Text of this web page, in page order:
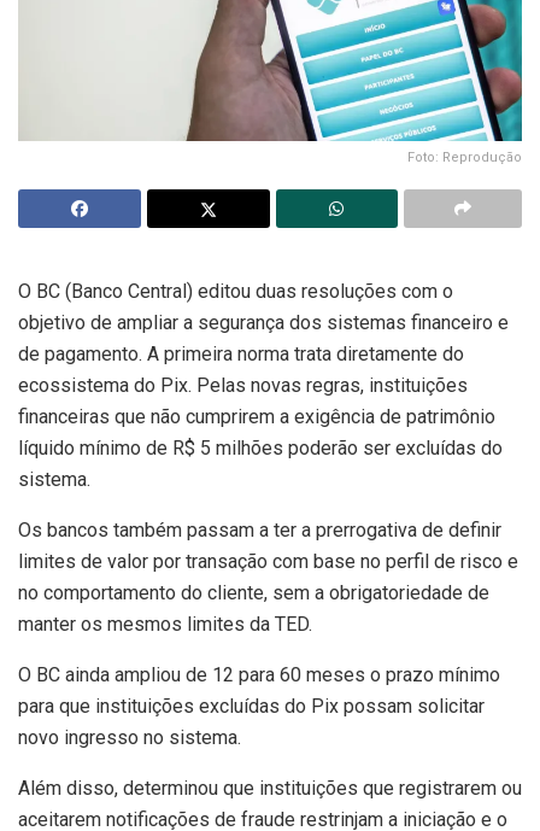
Foto: Reprodução
O BC (Banco Central) editou duas resoluções com o
objetivo de ampliar a segurança dos sistemas financeiro e
de pagamento. A primeira norma trata diretamente do
ecossistema do Pix. Pelas novas regras, instituições
financeiras que não cumprirem a exigência de patrimônio
líquido mínimo de R$ 5 milhões poderão ser excluídas do
sistema.
Os bancos também passam a ter a prerrogativa de definir
limites de valor por transação com base no perfil de risco e
no comportamento do cliente, sem a obrigatoriedade de
manter os mesmos limites da TED.
O BC ainda ampliou de 12 para 60 meses o prazo mínimo
para que instituições excluídas do Pix possam solicitar
novo ingresso no sistema.
Além disso, determinou que instituições que registrarem ou
aceitarem notificações de fraude restrinjam a iniciação e o